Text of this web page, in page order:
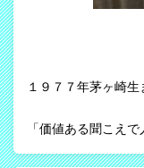
１９７７年茅ヶ崎生
「価値ある聞こえで